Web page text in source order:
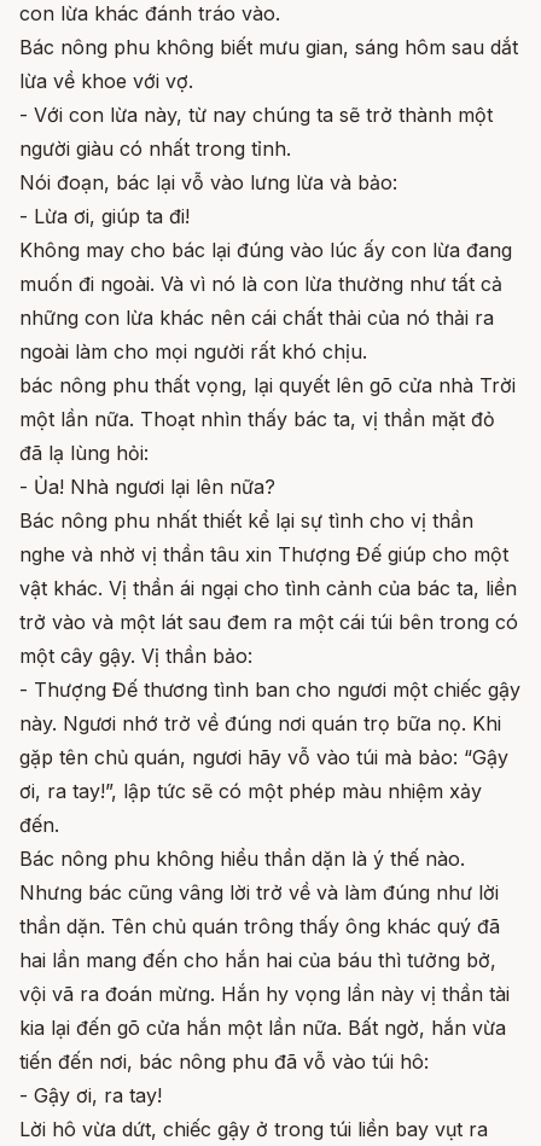
con lừa khác đánh tráo vào.
Bác nông phu không biết mưu gian, sáng hôm sau dắt
lừa về khoe với vợ.
- Với con lừa này, từ nay chúng ta sẽ trở thành một
người giàu có nhất trong tỉnh.
Nói đoạn, bác lại vỗ vào lưng lừa và bảo:
- Lừa ơi, giúp ta đi!
Không may cho bác lại đúng vào lúc ấy con lừa đang
muốn đi ngoài. Và vì nó là con lừa thường như tất cả
những con lừa khác nên cái chất thải của nó thải ra
ngoài làm cho mọi người rất khó chịu.
bác nông phu thất vọng, lại quyết lên gõ cửa nhà Trời
một lần nữa. Thoạt nhìn thấy bác ta, vị thần mặt đỏ
đã lạ lùng hỏi:
- Ủa! Nhà ngươi lại lên nữa?
Bác nông phu nhất thiết kể lại sự tình cho vị thần
nghe và nhờ vị thần tâu xin Thượng Đế giúp cho một
vật khác. Vị thần ái ngại cho tình cảnh của bác ta, liền
trở vào và một lát sau đem ra một cái túi bên trong có
một cây gậy. Vị thần bảo:
- Thượng Đế thương tình ban cho ngươi một chiếc gậy
này. Ngươi nhớ trở về đúng nơi quán trọ bữa nọ. Khi
gặp tên chủ quán, ngươi hãy vỗ vào túi mà bảo: “Gậy
ơi, ra tay!”, lập tức sẽ có một phép màu nhiệm xảy
đến.
Bác nông phu không hiểu thần dặn là ý thế nào.
Nhưng bác cũng vâng lời trở về và làm đúng như lời
thần dặn. Tên chủ quán trông thấy ông khác quý đã
hai lần mang đến cho hắn hai của báu thì tưởng bở,
vội vã ra đoán mừng. Hắn hy vọng lần này vị thần tài
kia lại đến gõ cửa hắn một lần nữa. Bất ngờ, hắn vừa
tiến đến nơi, bác nông phu đã vỗ vào túi hô:
- Gậy ơi, ra tay!
Lời hô vừa dứt, chiếc gậy ở trong túi liền bay vụt ra